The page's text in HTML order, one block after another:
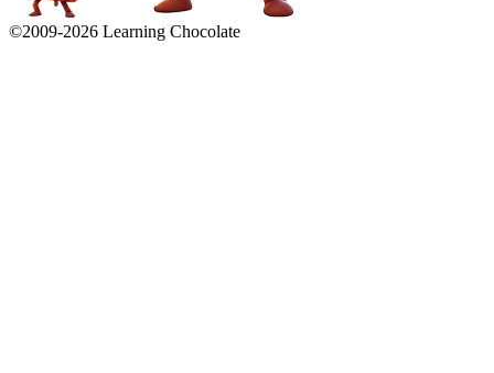
©2009-2026 Learning Chocolate